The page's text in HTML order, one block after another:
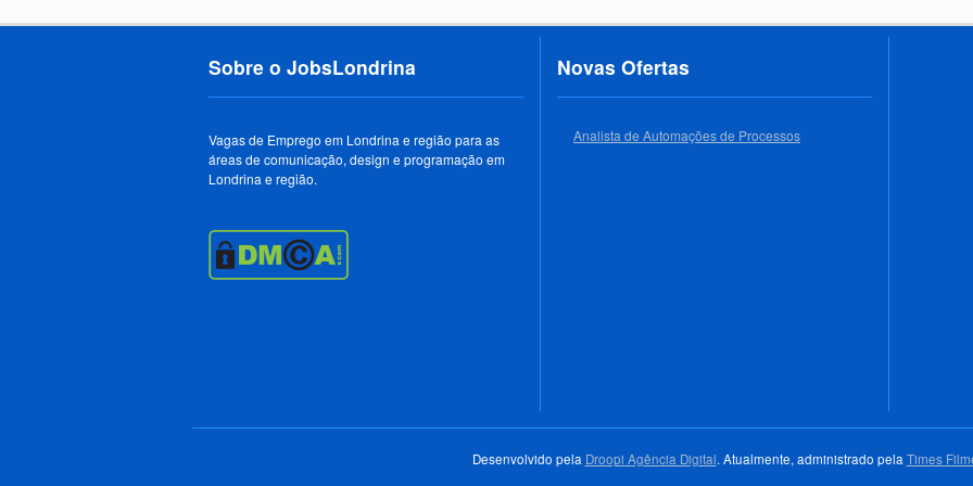
Sobre o JobsLondrina
Vagas de Emprego em Londrina e região para as
áreas de comunicação, design e programação em
Londrina e região.
Novas Ofertas
Analista de Automações de Processos
Desenvolvido pela Droopi Agência Digital. Atualmente, administrado pela Times